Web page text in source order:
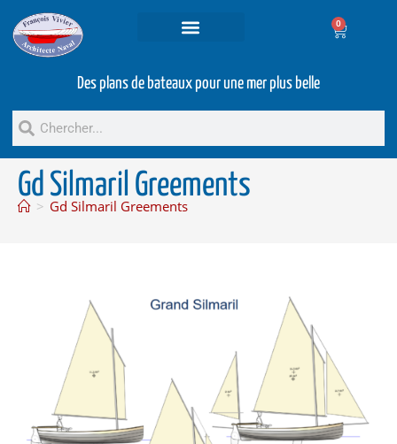
0
Des plans de bateaux pour une mer plus belle
Gd Silmaril Greements
> Gd Silmaril Greements